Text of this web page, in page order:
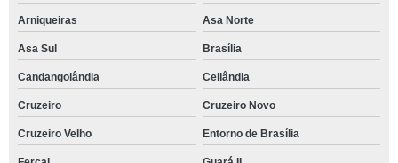
Arniqueiras Asa Norte
Asa Sul Brasília
Candangolândia Ceilândia
Cruzeiro Cruzeiro Novo
Cruzeiro Velho Entorno de Brasília